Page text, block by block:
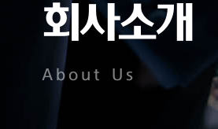
회사소개
About Us